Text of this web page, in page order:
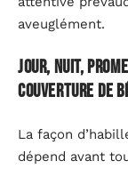
aveuglément.
Jour, nuit,
couverture de
La façon
dépend avant